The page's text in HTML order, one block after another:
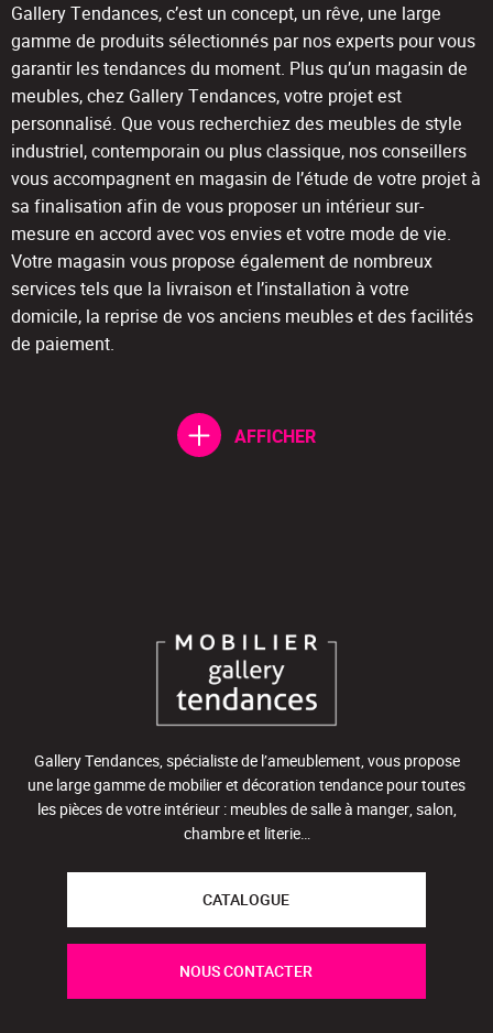
Gallery Tendances, c’est un concept, un rêve, une large
gamme de produits sélectionnés par nos experts pour vous
garantir les tendances du moment. Plus qu’un magasin de
meubles, chez Gallery Tendances, votre projet est
personnalisé. Que vous recherchiez des meubles de style
industriel, contemporain ou plus classique, nos conseillers
vous accompagnent en magasin de l’étude de votre projet à
sa finalisation afin de vous proposer un intérieur sur-
mesure en accord avec vos envies et votre mode de vie.
Votre magasin vous propose également de nombreux
services tels que la livraison et l’installation à votre
domicile, la reprise de vos anciens meubles et des facilités
de paiement.
AFFICHER
Gallery Tendances, spécialiste de l’ameublement, vous propose
une large gamme de mobilier et décoration tendance pour toutes
les pièces de votre intérieur : meubles de salle à manger, salon,
chambre et literie…
CATALOGUE
NOUS CONTACTER